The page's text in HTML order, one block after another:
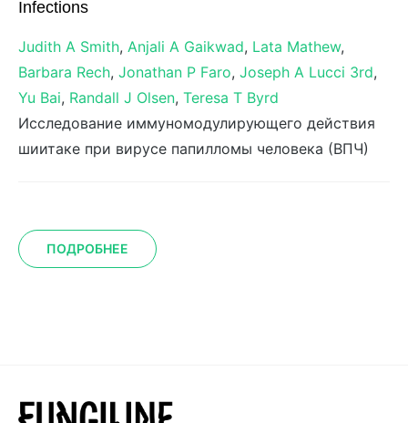
Infections
Judith A Smith, Anjali A Gaikwad, Lata Mathew,
Barbara Rech, Jonathan P Faro, Joseph A Lucci 3rd,
Yu Bai, Randall J Olsen, Teresa T Byrd
Исследование иммуномодулирующего действия
шиитаке при вирусе папилломы человека (ВПЧ)
ПОДРОБНЕЕ